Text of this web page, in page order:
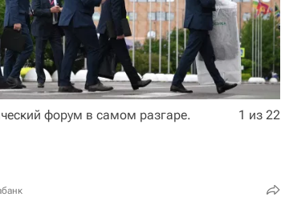
форум в самом разгаре. 1 из 22